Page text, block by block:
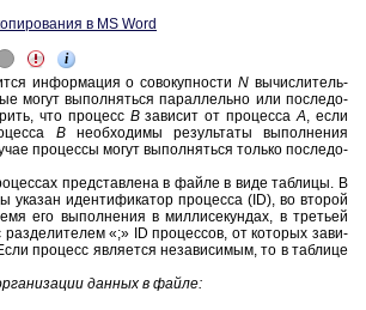
в MS Word
i
ин­фор­ма­ция о со­во­куп­но­стиN вы­чис­ли­тель­
могут вы­пол­нять­ся па­рал­лель­но или по­сле­до­
что про­цесс Bза­ви­сит от про­цес­саA, если
Bне­об­хо­ди­мы ре­зуль­та­ты вы­пол­не­ния
про­цес­сы могут вы­пол­нять­ся толь­ко по­сле­до­
пред­став­ле­на в файле в виде таб­ли­цы. В
ука­зан иден­ти­фи­ка­тор про­цес­са (ID), во вто­рой
его вы­пол­не­ния в мил­ли­се­кун­дах, в тре­тьей
раз­де­ли­те­лем «;» ID про­цес­сов, от ко­то­рых за­ви­
про­цесс яв­ля­ет­ся не­за­ви­си­мым, то в таб­ли­це
дан­ных в файле: